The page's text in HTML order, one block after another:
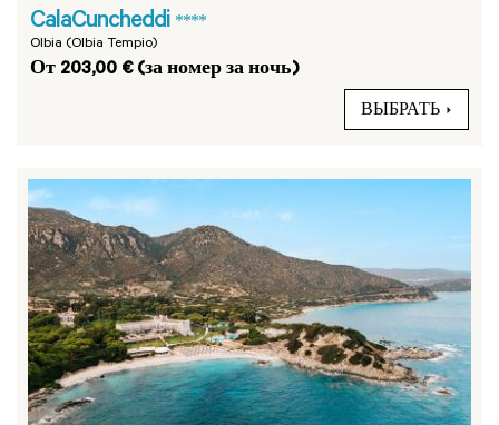
CalaCuncheddi ****
Olbia (Olbia Tempio)
От 203,00 € (за номер за ночь)
ВЫБРАТЬ